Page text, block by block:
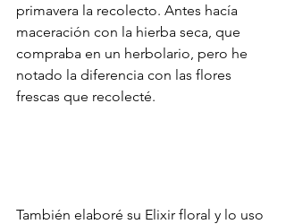
primavera la recolecto. Antes hacía
maceración con la hierba seca, que
compraba en un herbolario, pero he
notado la diferencia con las flores
frescas que recolecté.
También elaboré su Elixir floral y lo uso